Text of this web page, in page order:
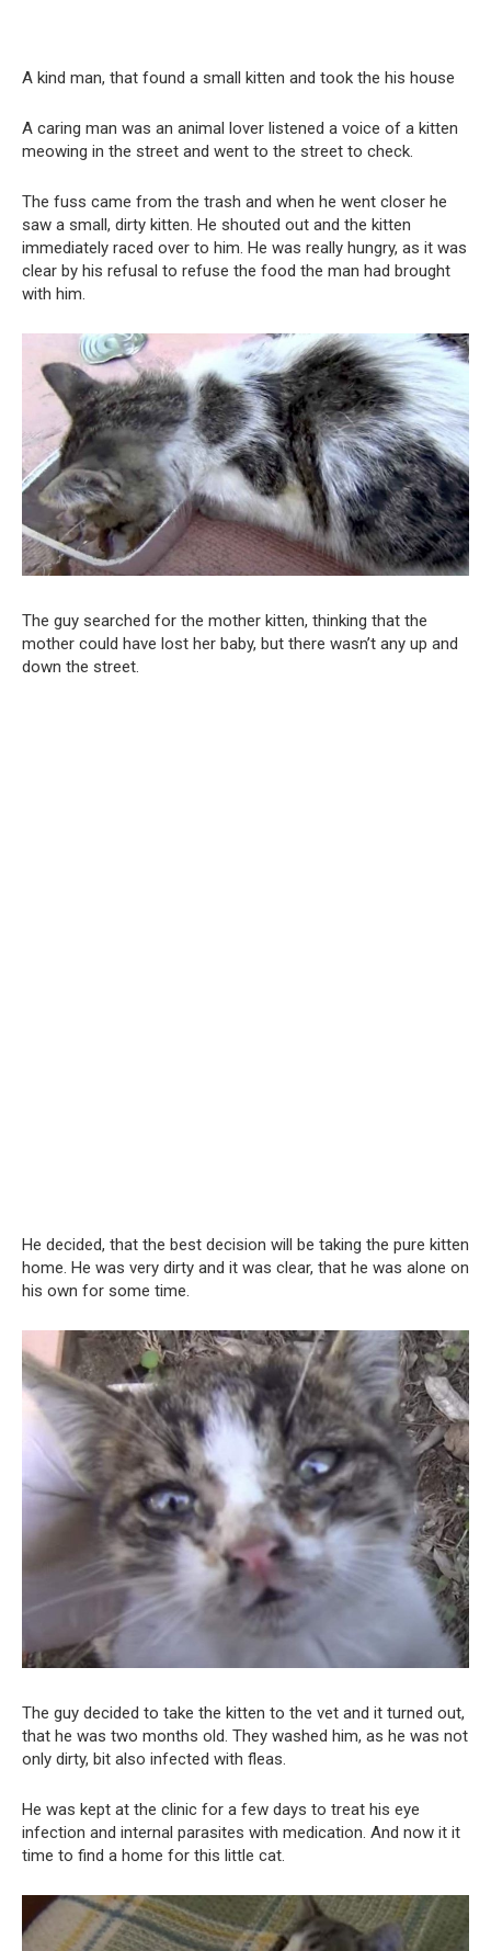
A kind man, that found a small kitten and took the his house
A caring man was an animal lover listened a voice of a kitten
meowing in the street and went to the street to check.
The fuss came from the trash and when he went closer he
saw a small, dirty kitten. He shouted out and the kitten
immediately raced over to him. He was really hungry, as it was
clear by his refusal to refuse the food the man had brought
with him.
The guy searched for the mother kitten, thinking that the
mother could have lost her baby, but there wasn’t any up and
down the street.
He decided, that the best decision will be taking the pure kitten
home. He was very dirty and it was clear, that he was alone on
his own for some time.
The guy decided to take the kitten to the vet and it turned out,
that he was two months old. They washed him, as he was not
only dirty, bit also infected with fleas.
He was kept at the clinic for a few days to treat his eye
infection and internal parasites with medication. And now it it
time to find a home for this little cat.